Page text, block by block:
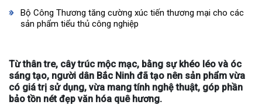
Bộ Công Thương tăng cường xúc tiến thương mại cho các
sản phẩm tiểu thủ công nghiệp
Từ thân tre, cây trúc mộc mạc, bằng sự khéo léo và óc
sáng tạo, người dân Bắc Ninh đã tạo nên sản phẩm vừa
có giá trị sử dụng, vừa mang tính nghệ thuật, góp phần
bảo tồn nét đẹp văn hóa quê hương.